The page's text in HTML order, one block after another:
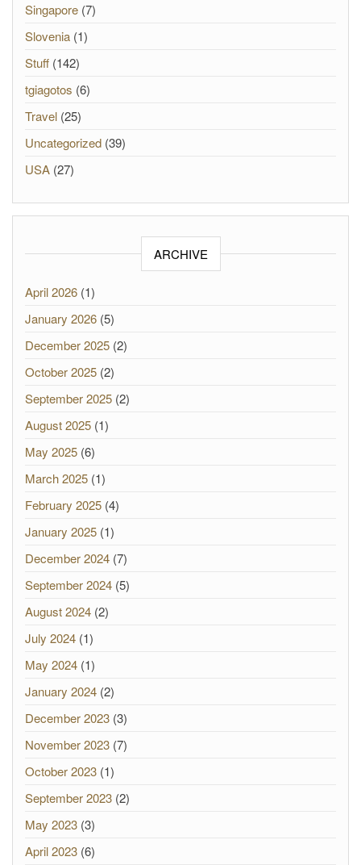
Singapore (7)
Slovenia (1)
Stuff (142)
tgiagotos (6)
Travel (25)
Uncategorized (39)
USA (27)
ARCHIVE
April 2026 (1)
January 2026 (5)
December 2025 (2)
October 2025 (2)
September 2025 (2)
August 2025 (1)
May 2025 (6)
March 2025 (1)
February 2025 (4)
January 2025 (1)
December 2024 (7)
September 2024 (5)
August 2024 (2)
July 2024 (1)
May 2024 (1)
January 2024 (2)
December 2023 (3)
November 2023 (7)
October 2023 (1)
September 2023 (2)
May 2023 (3)
April 2023 (6)